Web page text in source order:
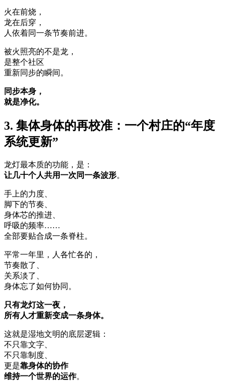
火在前烧，
龙在后穿，
人依着同一条节奏前进。
被火照亮的不是龙，
是整个社区
重新同步的瞬间。
同步本身，
就是净化。
3. 集体身体的再校准：一个村庄的“年度
系统更新”
龙灯最本质的功能，是：
让几十个人共用一次同一条波形。
手上的力度、
脚下的节奏、
身体芯的推进、
呼吸的频率……
全部要贴合成一条脊柱。
平常一年里，人各忙各的，
节奏散了、
关系淡了、
身体忘了如何协同。
只有龙灯这一夜，
所有人才重新变成一条身体。
这就是湿地文明的底层逻辑：
不只靠文字、
不只靠制度、
更是靠身体的协作
维持一个世界的运作。